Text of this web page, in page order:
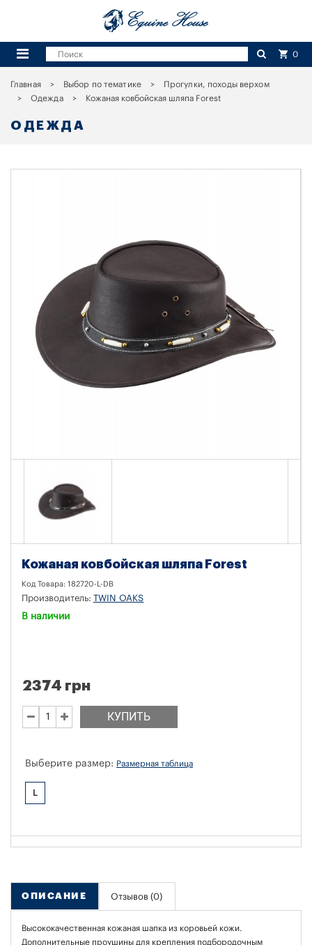
0
Главная Выбор по тематике
Прогулки, походы верхом
Одежда
Кожаная ковбойская шляпа Forest
ОДЕЖДА
Кожаная ковбойская шляпа Forest
Код Товара: 182720-L-DB
Производитель: TWIN OAKS
В наличии
КУПИТЬ
2374 грн
Выберите размер: Размерная таблица
L
ОПИСАНИЕ Отзывов (0)
Высококачественная кожаная шапка из коровьей кожи.
Дополнительные проушины для крепления подбородочным